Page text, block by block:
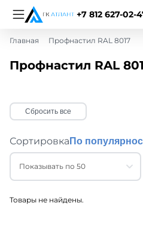
+7 812 627-02-
Главная Профнастил RAL 8017
Профнастил RAL
Сбросить все
Сортировка По
Показывать по 50
Товары не найдены.